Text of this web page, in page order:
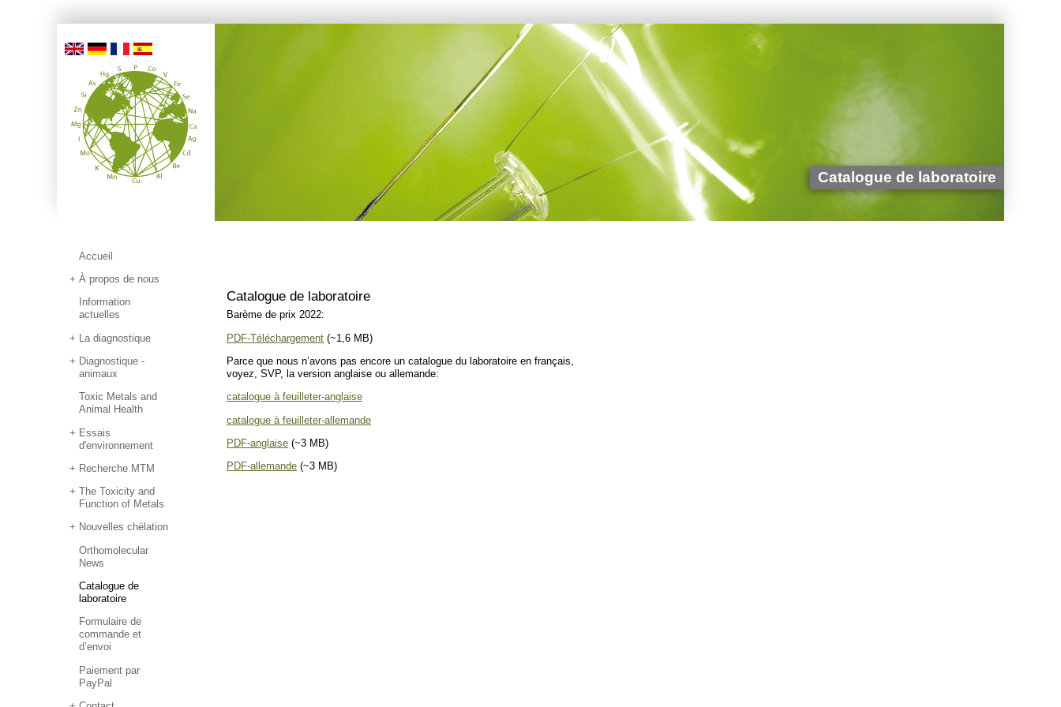
Catalogue de laboratoire
Accueil
À propos de nous
Information
actuelles
La diagnostique
Diagnostique -
animaux
Toxic Metals and
Animal Health
Essais
d'environnement
Recherche MTM
The Toxicity and
Function of Metals
Nouvelles chélation
Orthomolecular
News
Catalogue de
laboratoire
Formulaire de
commande et
d’envoi
Paiement par
PayPal
Catalogue de laboratoire
Barème de prix 2022:
PDF-Téléchargement (~1,6 MB)
Parce que nous n’avons pas encore un catalogue du laboratoire en français,
voyez, SVP, la version anglaise ou allemande:
catalogue à feuilleter-anglaise
catalogue à feuilleter-allemande
PDF-anglaise (~3 MB)
PDF-allemande (~3 MB)